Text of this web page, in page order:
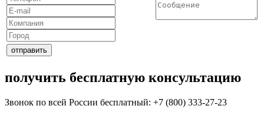
получить бесплатную консультацию
Звонок по всей России бесплатный: +7 (800) 333-27-23